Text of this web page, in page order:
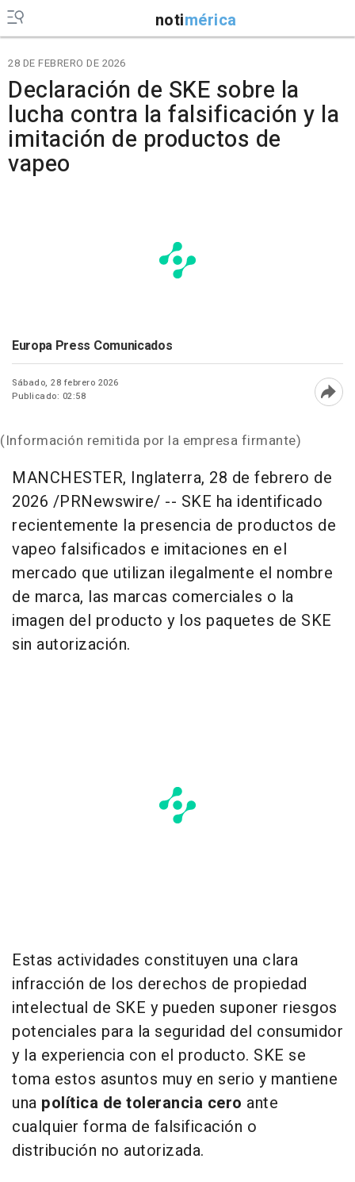
notimérica
28 DE FEBRERO DE 2026
Declaración de SKE sobre la
lucha contra la falsificación y la
imitación de productos de
vapeo
Europa Press Comunicados
Sábado, 28 febrero 2026
Publicado: 02:58
(Información remitida por la empresa firmante)
MANCHESTER, Inglaterra, 28 de febrero de
2026 /PRNewswire/ -- SKE ha identificado
recientemente la presencia de productos de
vapeo falsificados e imitaciones en el
mercado que utilizan ilegalmente el nombre
de marca, las marcas comerciales o la
imagen del producto y los paquetes de SKE
sin autorización.
Estas actividades constituyen una clara
infracción de los derechos de propiedad
intelectual de SKE y pueden suponer riesgos
potenciales para la seguridad del consumidor
y la experiencia con el producto. SKE se
toma estos asuntos muy en serio y mantiene
una política de tolerancia cero ante
cualquier forma de falsificación o
distribución no autorizada.